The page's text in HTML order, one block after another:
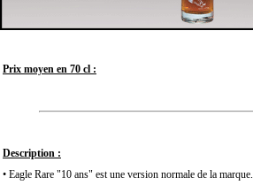
Prix moyen en 70 cl :
Description :
• Eagle Rare "10 ans" est une version normale de la marque.